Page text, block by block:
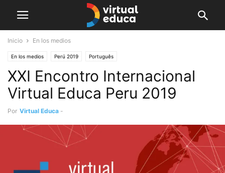
Inicio En los medios
En los medios Perú 2019 Português
XXI Encontro Internacional
Virtual Educa Peru 2019
Por Virtual Educa -